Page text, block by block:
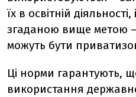
їх в освітній
згаданою вище метою –
можуть бути
Ці норми гарантують,
використання